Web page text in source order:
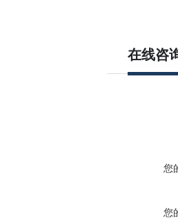
在线咨
您
您